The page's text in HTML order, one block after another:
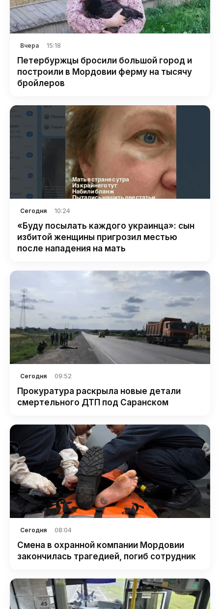
Вчера 15:18
Петербуржцы бросили большой город и
построили в Мордовии ферму на тысячу
бройлеров
Сегодня 10:24
«Буду посылать каждого украинца»: сын
избитой женщины пригрозил местью
после нападения на мать
Сегодня 09:52
Прокуратура раскрыла новые детали
смертельного ДТП под Саранском
Сегодня 08:04
Смена в охранной компании Мордовии
закончилась трагедией, погиб сотрудник